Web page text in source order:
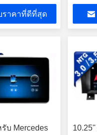
ติมีเดีย เพลย์
ราคาที่ดีที่สุด
มือซ้าย
บ Mercedes